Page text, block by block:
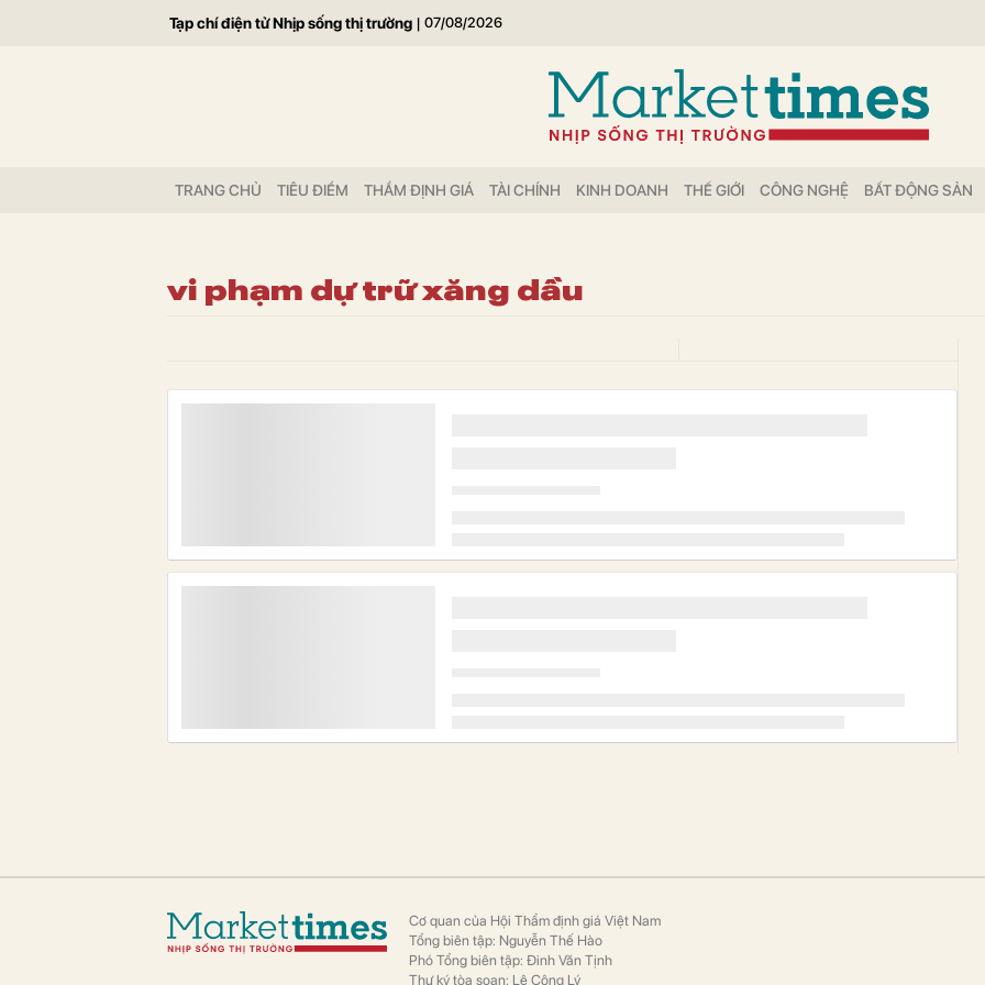
Tạp chí điện tử Nhịp sống thị trường | 07/08/2026
TRANG CHỦ TIÊU ĐIỂM THẨM ĐỊNH GIÁ TÀI CHÍNH KINH DOANH THẾ GIỚI CÔNG NGHỆ BẤT ĐỘNG SẢN
vi phạm dự trữ xăng dầu
Cơ quan của Hội Thẩm định giá Việt Nam
Tổng biên tập: Nguyễn Thế Hào
Phó Tổng biên tập: Đinh Văn Tịnh
Thư ký tòa soạn: Lê Công Lý